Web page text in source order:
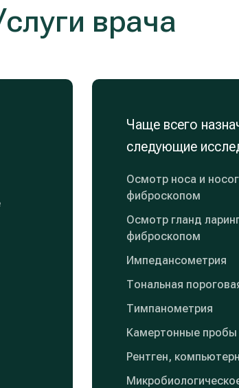
врача
Чаще всего
следующие
Осмотр носа и
фиброскопом
Осмотр гланд
фиброскопом
Импедансометрия
Тональная
Тимпанометрия
Камертонные пробы
Рентген,